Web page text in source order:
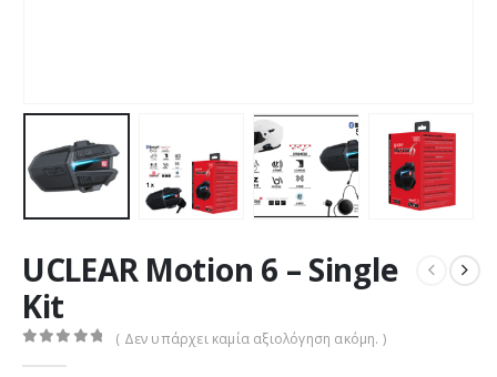
UCLEAR Motion 6 – Single
Kit
( Δεν υπάρχει καμία αξιολόγηση ακόμη. )